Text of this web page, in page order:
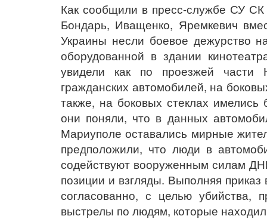
Как сообщили в пресс-службе СУ
Бондарь, Иващенко, Яремкевич
Украины несли боевое дежурство
оборудованной в здании
увидели как по проезжей части
гражданских автомобилей, на
также, на боковых стеклах
они поняли, что в данных
Мариуполе оставались мирные
предположили, что люди в
содействуют вооруженным силам
позиции и взгляды. Выполняя
согласованно, с целью убийства,
выстрелы по людям, которые